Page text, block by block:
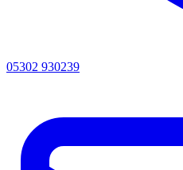
05302 930239